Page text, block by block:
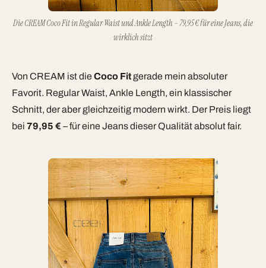
Die CREAM Coco Fit in Regular Waist und Ankle Length – 79,95 € für eine Jeans, die
wirklich sitzt
Von CREAM ist die Coco Fitgerade mein absoluter
Favorit. Regular Waist, Ankle Length, ein klassischer
Schnitt, der aber gleichzeitig modern wirkt. Der Preis liegt
bei 79,95 € – für eine Jeans dieser Qualität absolut fair.